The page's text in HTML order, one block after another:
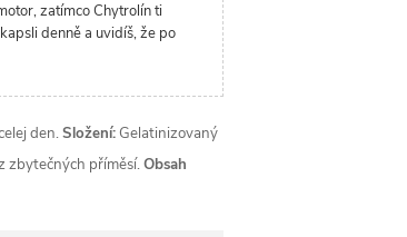
zatímco Chytrolín ti
denně a uvidíš, že po
den.Složení: Gelatinizovaný
zbytečných příměsí.Obsah